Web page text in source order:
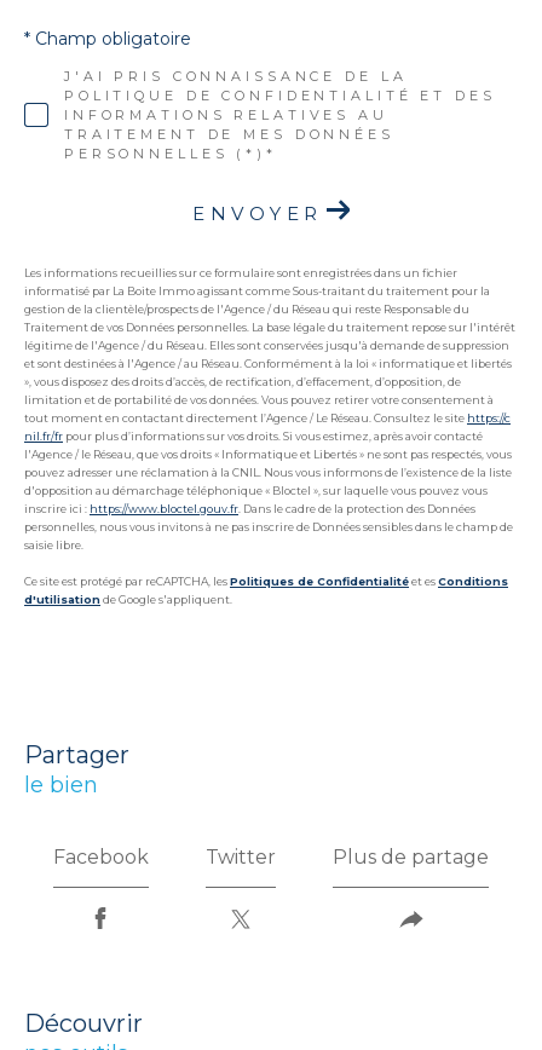
J'AI PRIS CONNAISSANCE DE LA
POLITIQUE DE CONFIDENTIALITÉ ET DES
INFORMATIONS RELATIVES AU
TRAITEMENT DE MES DONNÉES
PERSONNELLES (*)*
* Champ obligatoire
ENVOYER
Les informations recueillies sur ce formulaire sont enregistrées dans un fichier
informatisé par La Boite Immo agissant comme Sous-traitant du traitement pour la
gestion de la clientèle/prospects de l'Agence / du Réseau qui reste Responsable du
Traitement de vos Données personnelles. La base légale du traitement repose sur l'intérêt
légitime de l'Agence / du Réseau. Elles sont conservées jusqu'à demande de suppression
et sont destinées à l'Agence / au Réseau. Conformément à la loi « informatique et libertés
», vous disposez des droits d’accès, de rectification, d’effacement, d’opposition, de
limitation et de portabilité de vos données. Vous pouvez retirer votre consentement à
tout moment en contactant directement l’Agence / Le Réseau. Consultez le site https://c
nil.fr/fr pour plus d’informations sur vos droits. Si vous estimez, après avoir contacté
l'Agence / le Réseau, que vos droits « Informatique et Libertés » ne sont pas respectés, vous
pouvez adresser une réclamation à la CNIL. Nous vous informons de l’existence de la liste
d'opposition au démarchage téléphonique « Bloctel », sur laquelle vous pouvez vous
inscrire ici : https://www.bloctel.gouv.fr. Dans le cadre de la protection des Données
personnelles, nous vous invitons à ne pas inscrire de Données sensibles dans le champ de
saisie libre.
Ce site est protégé par reCAPTCHA, lesPolitiques de Confidentialitéet esConditions
d'utilisationde Google s'appliquent.
partager
le bien
Facebook Twitter Plus de partage
découvrir